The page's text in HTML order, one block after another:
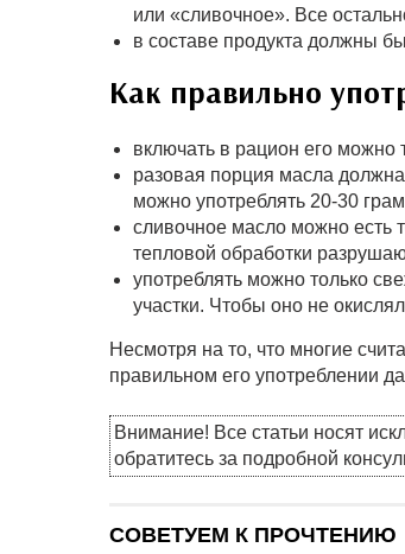
или «сливочное». Все
в составе продукта должны
Как правильно
включать в рацион его можно
разовая порция масла
можно употреблять 20-30
сливочное масло можно есть
тепловой обработки
употреблять можно только
участки. Чтобы оно не
Несмотря на то, что многие
правильном его употреблении
Внимание! Все статьи носят
обратитесь за подробной
СОВЕТУЕМ К ПРОЧТЕНИЮ